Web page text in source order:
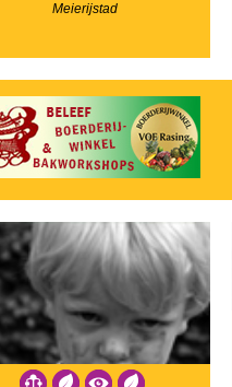
Meierijstad